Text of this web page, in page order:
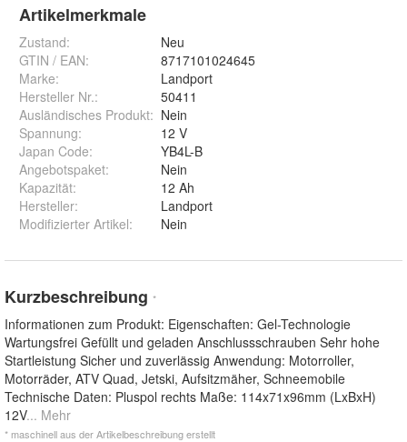
Artikelmerkmale
Zustand:
Neu
GTIN / EAN:
8717101024645
Marke:
Landport
Hersteller Nr.:
50411
Ausländisches Produkt: Nein
Spannung:
12 V
Japan Code:
YB4L-B
Angebotspaket:
Nein
Kapazität:
12 Ah
Hersteller:
Landport
Modifizierter Artikel: Nein
Kurzbeschreibung *
Informationen zum Produkt: Eigenschaften: Gel-Technologie
Wartungsfrei Gefüllt und geladen Anschlussschrauben Sehr hohe
Startleistung Sicher und zuverlässig Anwendung: Motorroller,
Motorräder, ATV Quad, Jetski, Aufsitzmäher, Schneemobile
Technische Daten: Pluspol rechts Maße: 114x71x96mm (LxBxH)
12V... Mehr
* maschinell aus der Artikelbeschreibung erstellt